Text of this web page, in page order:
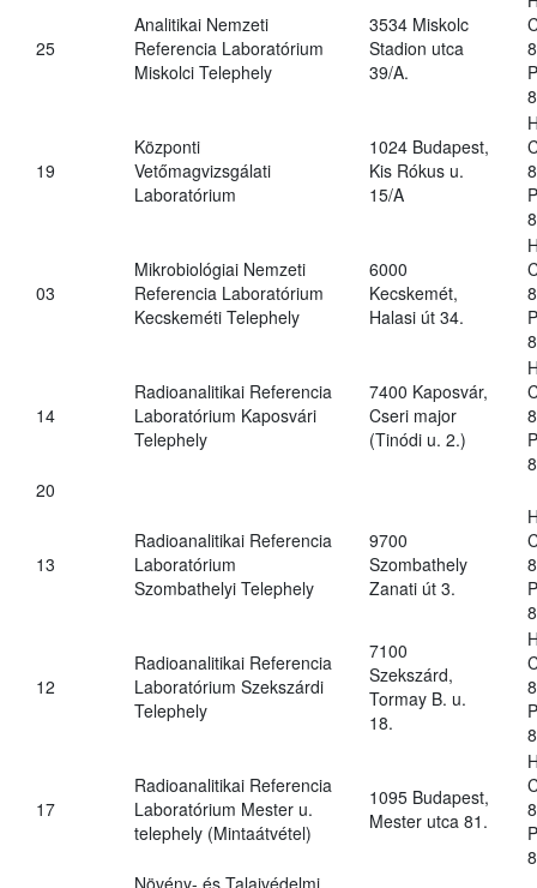
25
Analitikai Nemzeti
Referencia Laboratórium
Miskolci Telephely
3534 Miskolc
Stadion utca
39/A.
19
Központi
Vetőmagvizsgálati
Laboratórium
1024 Budapest,
Kis Rókus u.
15/A
03
Mikrobiológiai Nemzeti
Referencia Laboratórium
Kecskeméti Telephely
6000
Kecskemét,
Halasi út 34.
14
Radioanalitikai Referencia
Laboratórium Kaposvári
Telephely
7400 Kaposvár,
Cseri major
(Tinódi u. 2.)
20
13
Radioanalitikai Referencia
Laboratórium
Szombathelyi Telephely
9700
Szombathely
Zanati út 3.
12
Radioanalitikai Referencia
Laboratórium Szekszárdi
Telephely
7100
Szekszárd,
Tormay B. u.
18.
17
Radioanalitikai Referencia
Laboratórium Mester u.
telephely (Mintaátvétel)
1095 Budapest,
Mester utca 81.
Növény- és Talajvédelmi